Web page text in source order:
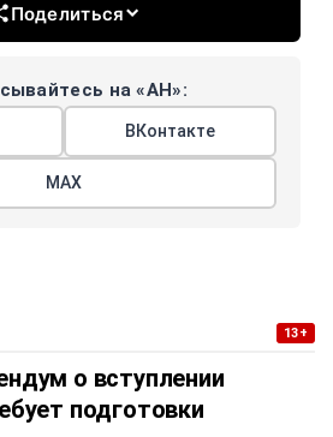
Поделиться
на «АН»:
ВКонтакте
МАХ
13+
о вступлении
подготовки